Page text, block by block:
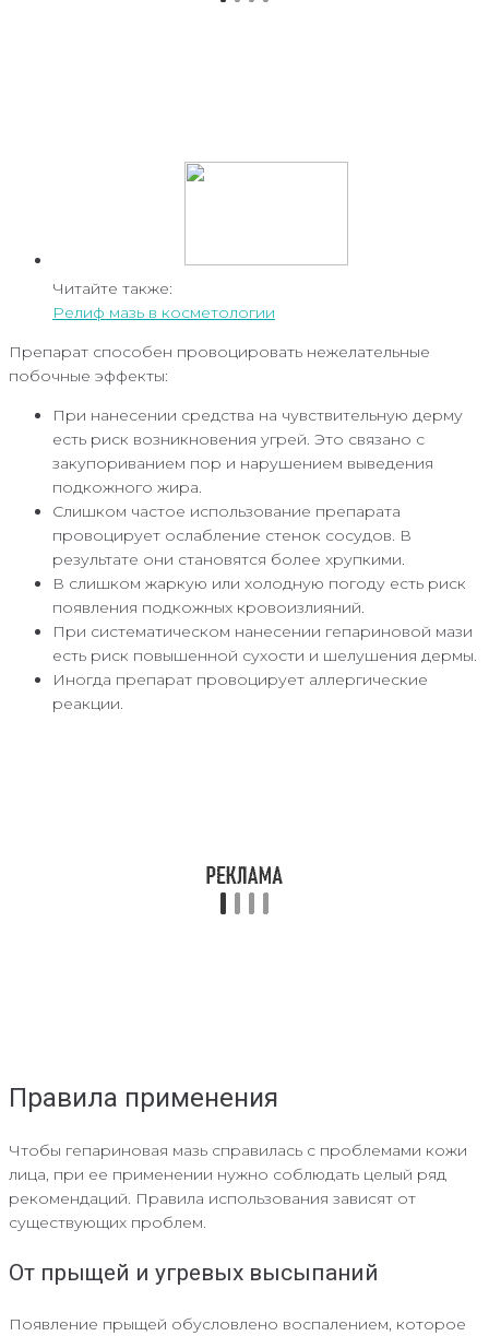
Читайте также:
Релиф мазь в косметологии
Препарат способен провоцировать нежелательные
побочные эффекты:
При нанесении средства на чувствительную дерму
есть риск возникновения угрей. Это связано с
закупориванием пор и нарушением выведения
подкожного жира.
Слишком частое использование препарата
провоцирует ослабление стенок сосудов. В
результате они становятся более хрупкими.
В слишком жаркую или холодную погоду есть риск
появления подкожных кровоизлияний.
При систематическом нанесении гепариновой мази
есть риск повышенной сухости и шелушения дермы.
Иногда препарат провоцирует аллергические
реакции.
Правила применения
Чтобы гепариновая мазь справилась с проблемами кожи
лица, при ее применении нужно соблюдать целый ряд
рекомендаций. Правила использования зависят от
существующих проблем.
От прыщей и угревых высыпаний
Появление прыщей обусловлено воспалением, которое